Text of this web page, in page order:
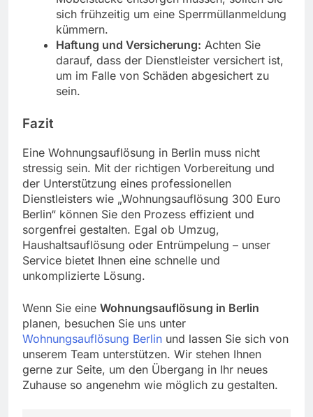
sich frühzeitig um eine Sperrmüllanmeldung
kümmern.
Haftung und Versicherung: Achten Sie
darauf, dass der Dienstleister versichert ist,
um im Falle von Schäden abgesichert zu
sein.
Fazit
Eine Wohnungsauflösung in Berlin muss nicht
stressig sein. Mit der richtigen Vorbereitung und
der Unterstützung eines professionellen
Dienstleisters wie „Wohnungsauflösung 300 Euro
Berlin“ können Sie den Prozess effizient und
sorgenfrei gestalten. Egal ob Umzug,
Haushaltsauflösung oder Entrümpelung – unser
Service bietet Ihnen eine schnelle und
unkomplizierte Lösung.
Wenn Sie eine Wohnungsauflösung in Berlin
planen, besuchen Sie uns unter
Wohnungsauflösung Berlin und lassen Sie sich von
unserem Team unterstützen. Wir stehen Ihnen
gerne zur Seite, um den Übergang in Ihr neues
Zuhause so angenehm wie möglich zu gestalten.